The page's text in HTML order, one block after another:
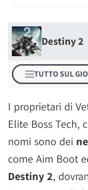
Destiny 2
TUTTO SUL
I proprietari di
Elite Boss Tech,
nomi sono dei
come Aim Boot
Destiny 2,